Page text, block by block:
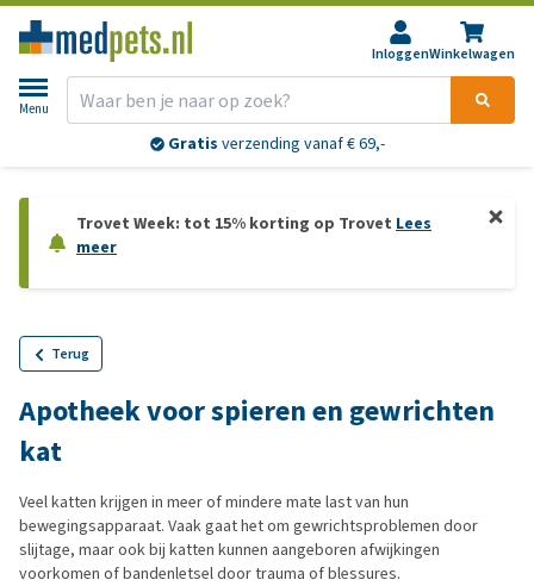
InloggenWinkelwagen
Menu
Gratis verzending vanaf € 69,-
Trovet Week: tot 15% korting op Trovet Lees
meer
Terug
Apotheek voor spieren en gewrichten
kat
Veel katten krijgen in meer of mindere mate last van hun
bewegingsapparaat. Vaak gaat het om gewrichtsproblemen door
slijtage, maar ook bij katten kunnen aangeboren afwijkingen
voorkomen of bandenletsel door trauma of blessures.